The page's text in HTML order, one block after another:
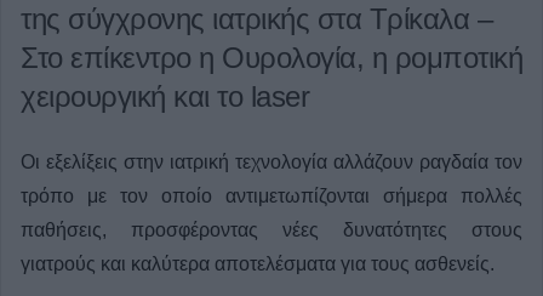
της σύγχρονης ιατρικής στα Τρίκαλα –
Στο επίκεντρο η Ουρολογία, η ρομποτική
χειρουργική και το laser
Οι εξελίξεις στην ιατρική τεχνολογία αλλάζουν ραγδαία τον
τρόπο με τον οποίο αντιμετωπίζονται σήμερα πολλές
παθήσεις, προσφέροντας νέες δυνατότητες στους
γιατρούς και καλύτερα αποτελέσματα για τους ασθενείς.